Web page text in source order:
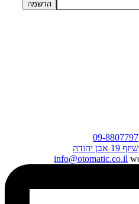
09-8807797
שיזף 19 אבן יהודה
info@otomatic.co.il